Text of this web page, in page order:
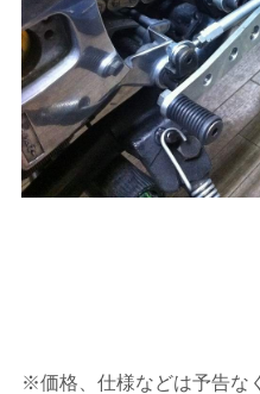
※価格、仕様などは予告な